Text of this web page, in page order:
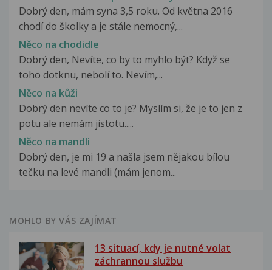
Dobrý den, mám syna 3,5 roku. Od května 2016
chodí do školky a je stále nemocný,...
Něco na chodidle
Dobrý den, Nevíte, co by to myhlo být? Když se
toho dotknu, nebolí to. Nevím,...
Něco na kůži
Dobrý den nevíte co to je? Myslím si, že je to jen z
potu ale nemám jistotu.....
Něco na mandli
Dobrý den, je mi 19 a našla jsem nějakou bílou
tečku na levé mandli (mám jenom...
MOHLO BY VÁS ZAJÍMAT
13 situací, kdy je nutné volat
záchrannou službu